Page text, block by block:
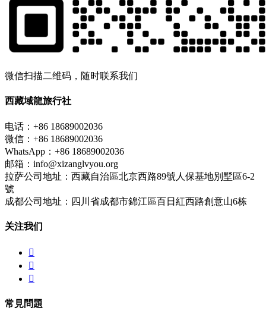
微信扫描二维码，随时联系我们
西藏域龍旅行社
电话：+86 18689002036
微信：+86 18689002036
WhatsApp：+86 18689002036
邮箱：info@xizanglvyou.org
拉萨公司地址：西藏自治區北京西路89號人保基地別墅區6-2
號
成都公司地址：四川省成都市錦江區百日紅西路創意山6栋
关注我们



常見問題